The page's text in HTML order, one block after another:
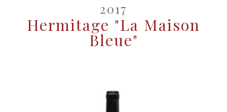
2017
Hermitage "La Maison
Bleue"